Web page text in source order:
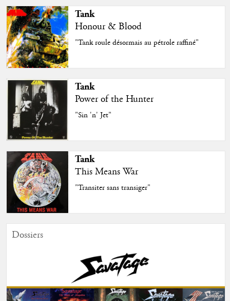
Tank
Honour & Blood
"Tank roule désormais au pétrole raffiné"
Tank
Power of the Hunter
"Sin 'n' Jet"
Tank
This Means War
"Transiter sans transiger"
Dossiers